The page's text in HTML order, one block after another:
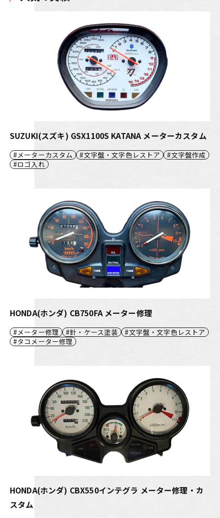
SUZUKI(スズキ) GSX1100S KATANA メーターカスタム
メーターカスタム 文字盤・文字色レストア
文字盤作成
ロゴ入れ
HONDA(ホンダ) CB750FA メーター修理
メーター修理 針・ケース塗装
文字盤・文字色レストア
タコメーター修理
HONDA(ホンダ) CBX550インテグラ メーター修理・カ
スタム